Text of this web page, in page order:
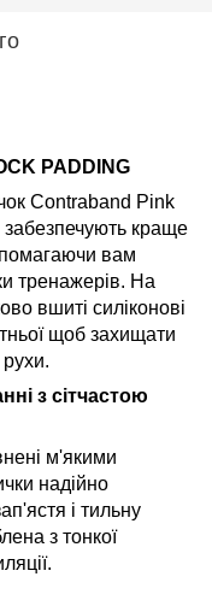
PADDING
Contraband Pink
забезпечують краще
вам
тренажерів. На
вшиті силіконові
щоб захищати
з сітчастою
м'якими
надійно
і тильну
з тонкої